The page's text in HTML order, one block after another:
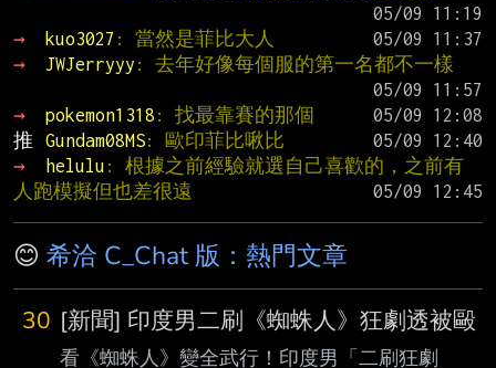
→
kuo3027 : 當然是菲比大人
→
JWJerryyy : 去年好像每個服的第一名都不一樣
→
pokemon1318 : 找最靠賽的那個
推
Gundam08MS: 歐印菲比啾比
→
helulu : 根據之前經驗就選自己喜歡的，之前有
人跑模擬但也差很遠
😊 希洽 C_Chat 版：熱門文章
30 [新聞] 印度男二刷《蜘蛛人》狂劇透被毆
看《蜘蛛人》變全武行！印度男「二刷狂劇